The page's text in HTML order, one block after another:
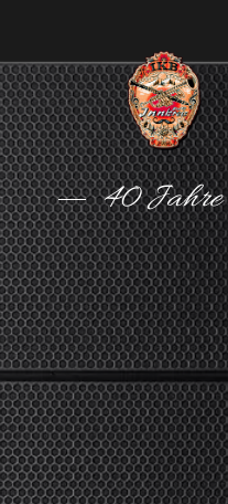
40 Jahre